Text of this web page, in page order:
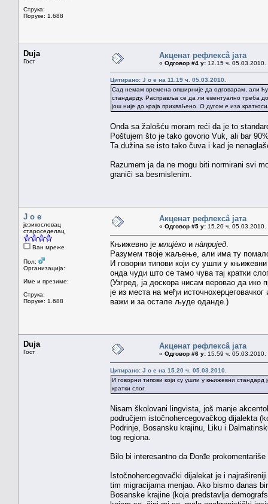
Струка:
Поруке: 1.688
Duja
Гост
Акценат рефлексâ јата
« Одговор #4 у: 12.15 ч. 05.03.2010.
Цитирано: J o e на 11.19 ч. 05.03.2010.
Сад немам времена опширније да одговарам, али
стандарду. Расправља се да ли евентуално треба
још није до краја прихваћено. О дугом е иза
Onda sa žalošću moram reći da je to
Poštujem što je tako govorio Vuk, ali bar
Ta dužina se isto tako čuva i kad je
Razumem ja da ne mogu biti normirani svi
graniči sa besmislenim.
J o e
језикословац
староседелац
Ван мреже
Пол:
Организација:
Име и презиме:
Струка:
Поруке: 1.688
Акценат рефлексâ јата
« Одговор #5 у: 15.20 ч. 05.03.2010.
Књижевно је млијèко и нàпријед
Разумем твоје жаљење, али има ту
И говорни типови који су ушли у
онда чуди што се тамо чува тај кратки
(Узгред, ја доскора нисам веровао да
је из места на међи
важи и за остале људе оданде.)
Duja
Гост
Акценат рефлексâ јата
« Одговор #6 у: 15.59 ч. 05.03.2010.
Цитирано: J o e на 15.20 ч. 05.03.2010.
И говорни типови који су ушли у књижевни стандард
кратки слог.
Nisam školovani lingvista, još manje
područjem istočnohercegovačkog dijalekta
Podrinje, Bosansku krajinu, Liku i
tog regiona.
Bilo bi interesantno da Đorđe
Istočnohercegovački dijalekat je i
tim migracijama menjao. Ako bismo danas
Bosanske krajine (koja predstavlja